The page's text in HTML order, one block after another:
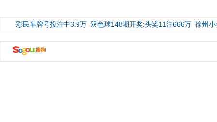
彩民车牌号投注中3.9万 双色球148期开奖:头奖11注666万 徐州